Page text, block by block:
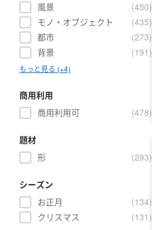
風景
(450)
モノ・オブジェクト
(435)
都市
(273)
背景
(191 )
もっと見る (+4)
商用利用
商用利用可
(478)
題材
形
(293)
シーズン
お正月
(134)
クリスマス
(131 )